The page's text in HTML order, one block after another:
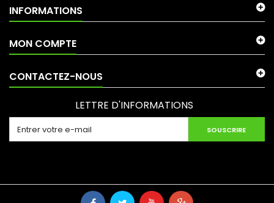
INFORMATIONS
MON COMPTE
CONTACTEZ-NOUS
LETTRE D'INFORMATIONS
SOUSCRIRE